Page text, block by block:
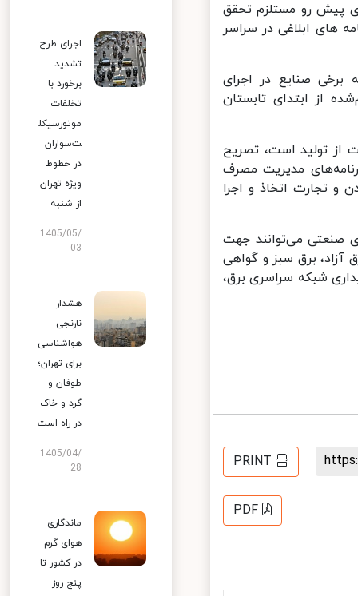
پیش رو مستلزم تحقق
از محل برنامه های ابلاغی در سراسر
صنایع در اجرای
از ابتدای تابستان
تولید است، تصریح
مدیریت مصرف
تجارت اتخاذ و اجرا
صنعتی می‌توانند جهت
برق سبز و گواهی
شبکه سراسری برق،
PRINT
PDF
اجرای طرح
تشدید
برخورد با
تخلفات
موتورسیکل
ت‌سواران
در خطوط
ویژه تهران
از شنبه
1405/05/
03
هشدار
نارنجی
هواشناسی
برای تهران؛
طوفان و
گرد و خاک
در راه است
1405/04/
28
ماندگاری
هوای گرم
در کشور تا
پنج روز